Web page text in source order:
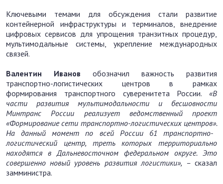
Ключевыми темами для обсуждения стали развитие
контейнерной инфраструктуры и терминалов, внедрение
цифровых сервисов для упрощения транзитных процедур,
мультимодальные системы, укрепление международных
связей.
Валентин Иванов обозначил важность развития
транспортно-логистических центров в рамках
формирования транспортного суверенитета России. «В
части развития мультимодальности и бесшовности
Минтранс России реализует ведомственный проект
«Формирование сети транспортно-логистических центров».
На данный момент по всей России 61 транспортно-
логистический центр, треть которых территориально
находятся в Дальневосточном федеральном округе. Это
совершенно новый уровень развития логистики», –сказал
замминистра.